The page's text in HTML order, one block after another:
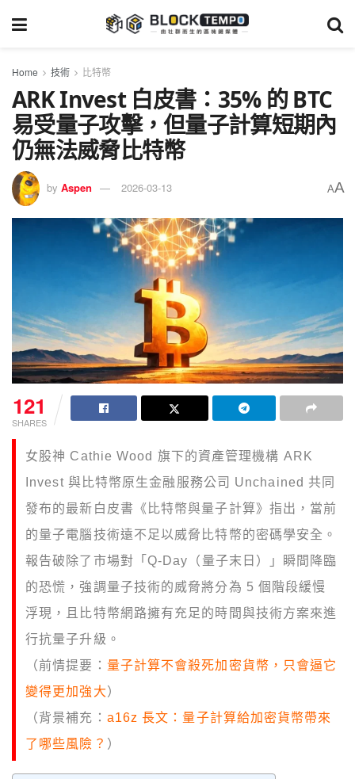
Home 技術 比特幣
ARK Invest 白皮書：35% 的 BTC
易受量子攻擊，但量子計算短期內
仍無法威脅比特幣
by Aspen 2026-03-13 AA
121
SHARES
女股神 Cathie Wood 旗下的資產管理機構 ARK
Invest 與比特幣原生金融服務公司 Unchained 共同
發布的最新白皮書《比特幣與量子計算》指出，當前
的量子電腦技術遠不足以威脅比特幣的密碼學安全。
報告破除了市場對「Q-Day（量子末日）」瞬間降臨
的恐慌，強調量子技術的威脅將分為 5 個階段緩慢
浮現，且比特幣網路擁有充足的時間與技術方案來進
行抗量子升級。
（前情提要： 量子計算不會殺死加密貨幣，只會逼它
變得更加強大）
（背景補充： a16z 長文：量子計算給加密貨幣帶來
了哪些風險？ ）